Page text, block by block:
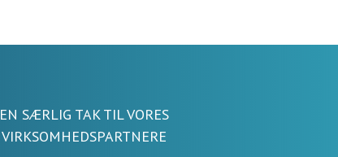
EN SÆRLIG TAK TIL VORES
VIRKSOMHEDSPARTNERE